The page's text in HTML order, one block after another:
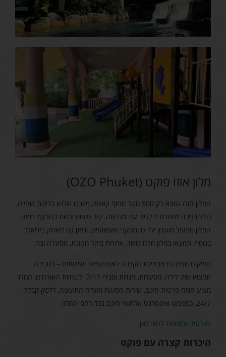
מלון אוזו פוקט (OZO Phuket)
המלון הזה נמצא רק 500 מטר מחוף קאטה, ויש בו שלוש בריכות שחייה,
כולל בריכה מיוחדת לילדים עם מגלשה, קיר טיפוס ורשת כדורעף במים.
המלון מפעיל מועדון ילדים ומתקני שעשועים, וניתן גם לשחק ביליארד.
בנוסף, תמצאו במלון מרכז כושר, ארוחת בוקר מגוונת, מסעדה ובר.
המיקום מצוין גם מבחינת הקרבה לאטרקציות ושירותים – בסביבה
תמצאו שוק לילה, מסעדות, חנויות וסניף 7/11. לנוחיות האורחים, המלון
מציע חניה פרטית חינם, שירות הסעות משדה התעופה, דלפק קבלה
24/7, כספומט ואינטרנט אלחוטי חינם בכל רחבי המלון.
לפרטים והזמנות לחצו כאן.
היכרות קצרה עם פוקט